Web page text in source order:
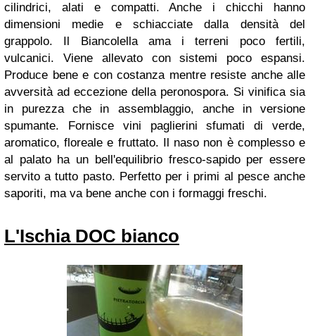
cilindrici, alati e compatti. Anche i chicchi hanno
dimensioni medie e schiacciate dalla densità del
grappolo. Il Biancolella ama i terreni poco fertili,
vulcanici. Viene allevato con sistemi poco espansi.
Produce bene e con costanza mentre resiste anche alle
avversità ad eccezione della peronospora. Si vinifica sia
in purezza che in assemblaggio, anche in versione
spumante. Fornisce vini paglierini sfumati di verde,
aromatico, floreale e fruttato. Il naso non è complesso e
al palato ha un bell'equilibrio fresco-sapido per essere
servito a tutto pasto. Perfetto per i primi al pesce anche
saporiti, ma va bene anche con i formaggi freschi.
L'Ischia DOC bianco